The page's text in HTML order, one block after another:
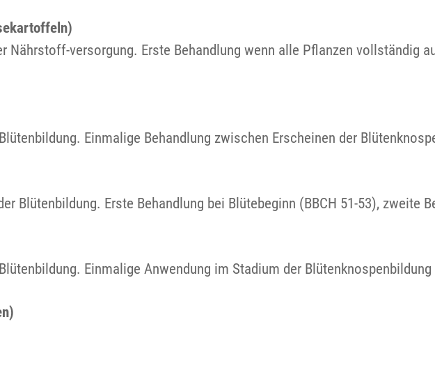
Nährstoff-versorgung. Erste Behandlung wenn alle Pflanzen vollständig
Einmalige Behandlung zwischen Erscheinen der
Blütenbildung. Erste Behandlung bei Blütebeginn (BBCH 51-53), zweite
Einmalige Anwendung im Stadium der Blütenknospenbildung